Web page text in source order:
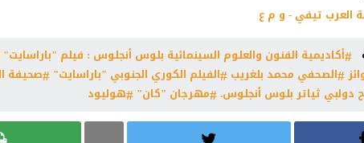
العرب تيفي - و م ع
أكاديمية الفنون والعلوم السينمائية بلوس أنجلوس : فيلم "باراسايت"
الصحفي محمد بلغريب الفيلم الكوري الجنوبي "باراسايت" صحيفة
دولبي ثياتر بلوس أنجلوس. مهرجان "كان" هوليود